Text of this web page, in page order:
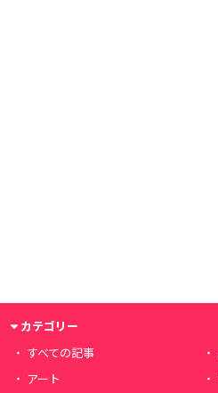
カテゴリー
すべての記事
アート